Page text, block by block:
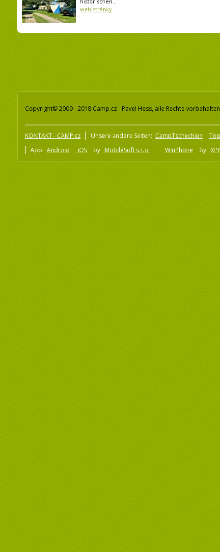
web stránky
Copyright© 2009 - 2018 Camp.cz - Pavel Hess, alle Rechte vorbehalten
KONTAKT - CAMP.cz Unsere andere Seiten: CampTschechien
App: Android iOS by MobileSoft s.r.o WinPhone by